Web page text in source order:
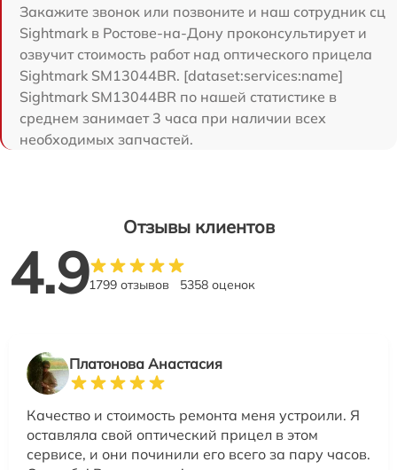
Закажите звонок или позвоните и наш сотрудник сц
Sightmark в Ростове-на-Дону проконсультирует и
озвучит стоимость работ над оптического прицела
Sightmark SM13044BR. [dataset:services:name]
Sightmark SM13044BR по нашей статистике в
среднем занимает 3 часа при наличии всех
необходимых запчастей.
Отзывы клиентов
4.91799 отзывов 5358 оценок
Платонова Анастасия
Качество и стоимость ремонта меня устроили. Я
оставляла свой оптический прицел в этом
сервисе, и они починили его всего за пару часов.